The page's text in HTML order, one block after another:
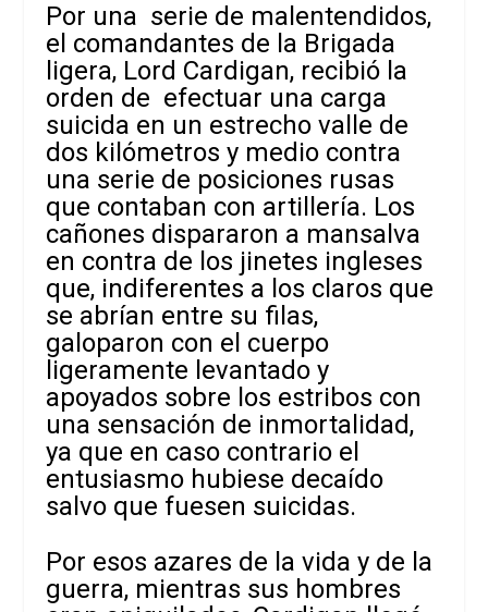
Por una serie de malentendidos,
el comandantes de la Brigada
ligera, Lord Cardigan, recibió la
orden de efectuar una carga
suicida en un estrecho valle de
dos kilómetros y medio contra
una serie de posiciones rusas
que contaban con artillería. Los
cañones dispararon a mansalva
en contra de los jinetes ingleses
que, indiferentes a los claros que
se abrían entre su filas,
galoparon con el cuerpo
ligeramente levantado y
apoyados sobre los estribos con
una sensación de inmortalidad,
ya que en caso contrario el
entusiasmo hubiese decaído
salvo que fuesen suicidas.
Por esos azares de la vida y de la
guerra, mientras sus hombres